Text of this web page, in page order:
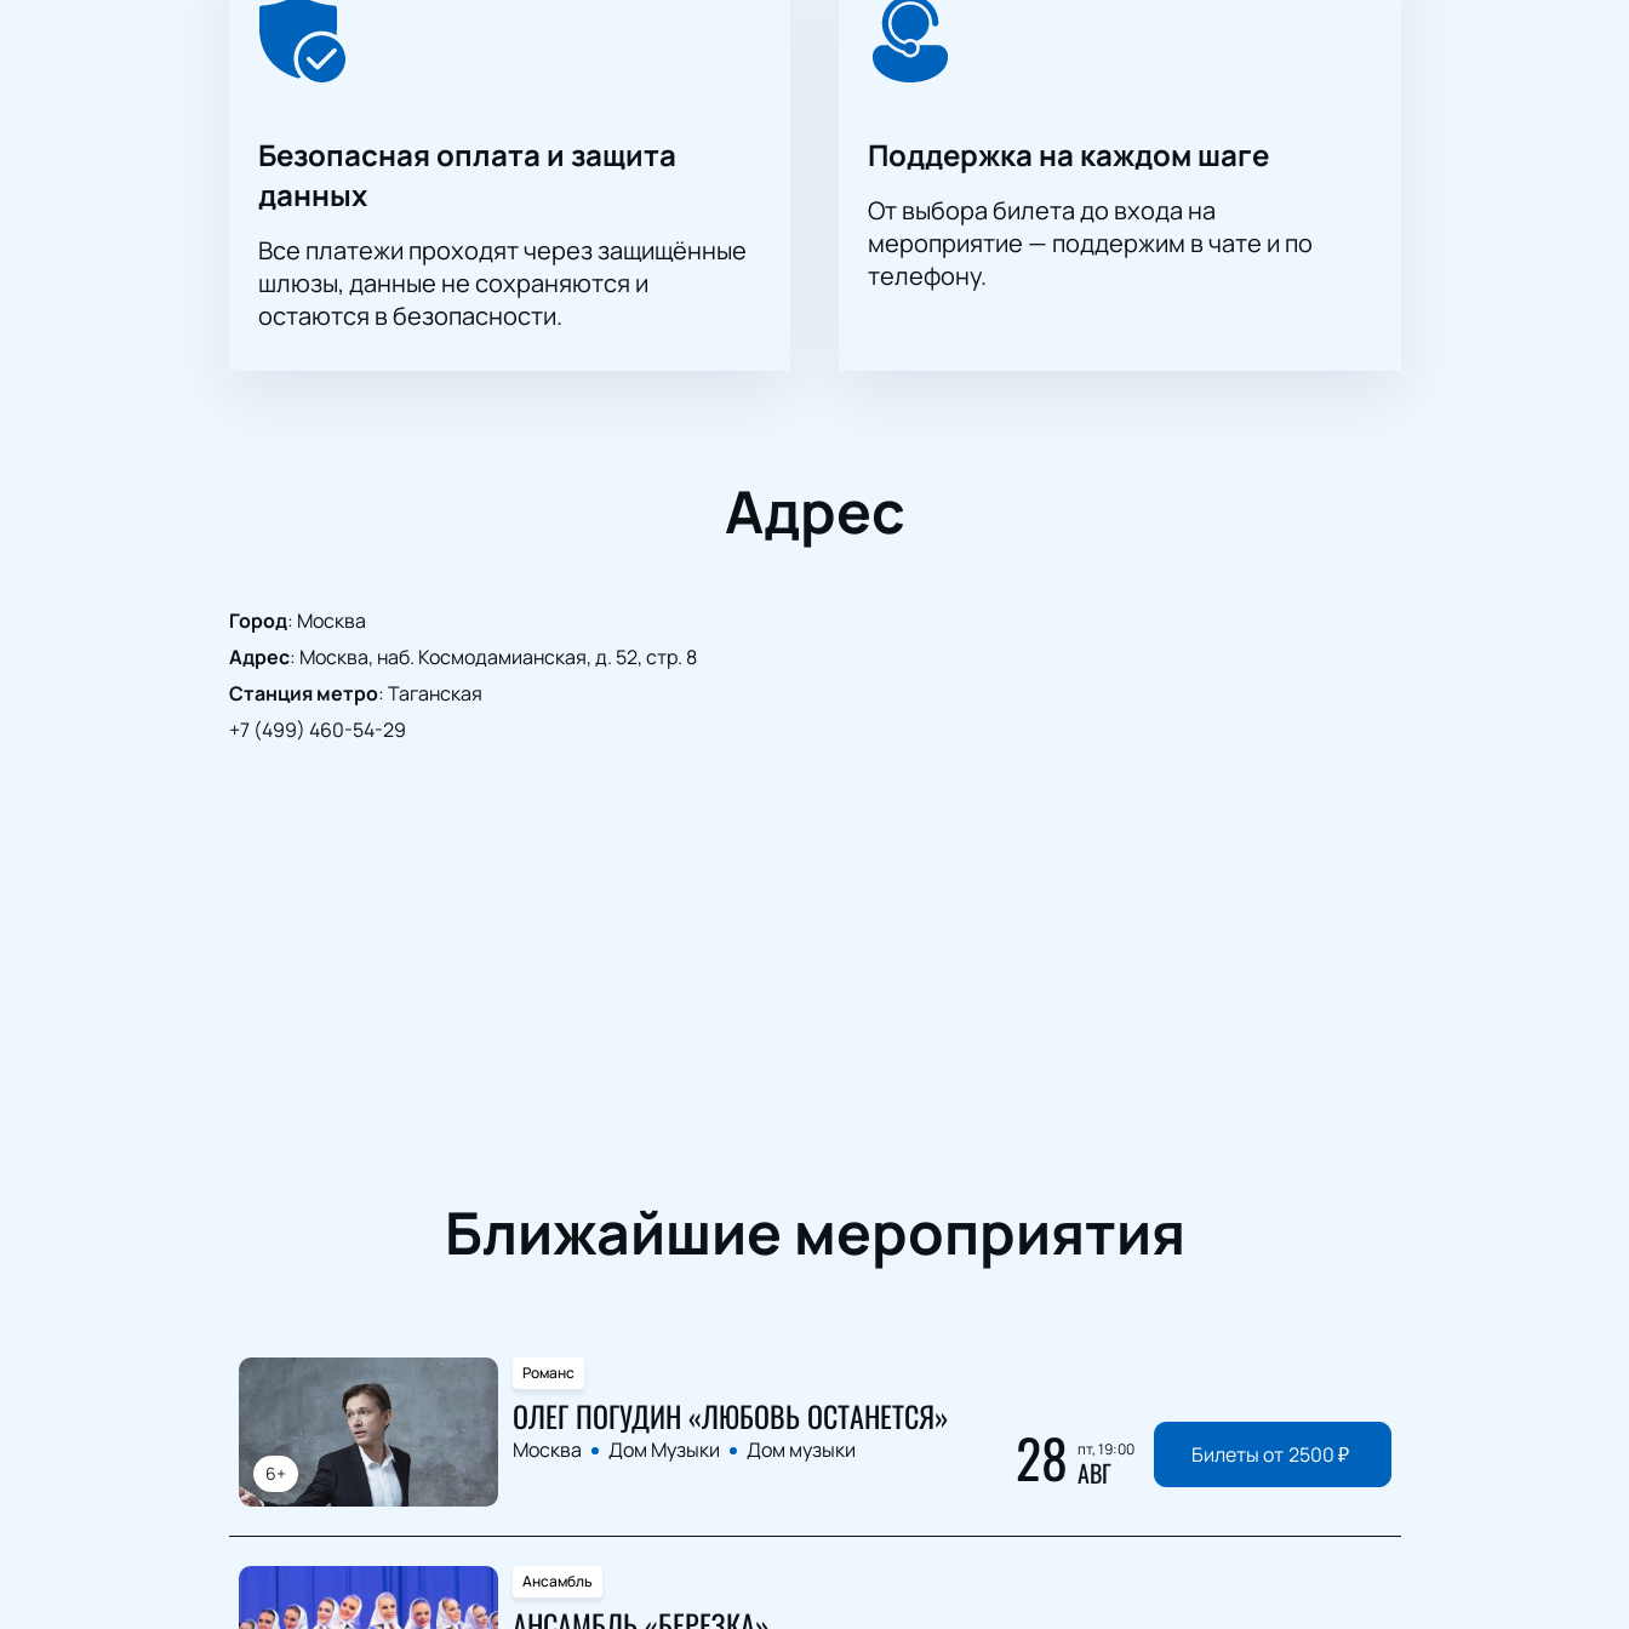
Безопасная оплата и защита
данных
Все платежи проходят через защищённые
шлюзы, данные не сохраняются и
остаются в безопасности.
Поддержка на каждом шаге
От выбора билета до входа на
мероприятие — поддержим в чате и по
телефону.
Адрес
Город: Москва
Адрес: Москва, наб. Космодамианская, д. 52, стр. 8
Станция метро:Таганская
+7 (499) 460-54-29
Ближайшие мероприятия
6+
Романс
ОЛЕГ ПОГУДИН «ЛЮБОВЬ ОСТАНЕТСЯ»
Москва Дом Музыки Дом музыки 28 пт, 19:00
АВГ Билеты от 2500₽
Ансамбль